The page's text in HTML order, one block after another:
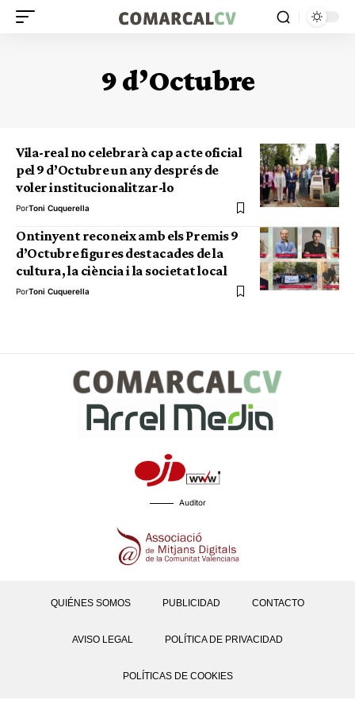
9 d’Octubre
Vila-real no celebrarà cap acte oficial
pel 9 d’Octubre un any després de
voler institucionalitzar-lo
PorToni Cuquerella
Ontinyent reconeix amb els Premis 9
d’Octubre figures destacades de la
cultura, la ciència i la societat local
PorToni Cuquerella
Auditor
QUIÉNES SOMOS PUBLICIDAD CONTACTO
AVISO LEGAL POLÍTICA DE PRIVACIDAD
POLÍTICAS DE COOKIES